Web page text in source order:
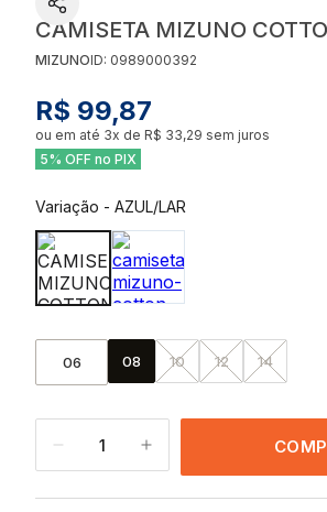
CAMISETA MIZUNO
MIZUNOID: 0989000392
R$ 99,87
ou em até 3x de R$ 33,29 sem juros
5% OFF no PIX
Variação - AZUL/LAR
06 08 10 12 14
1